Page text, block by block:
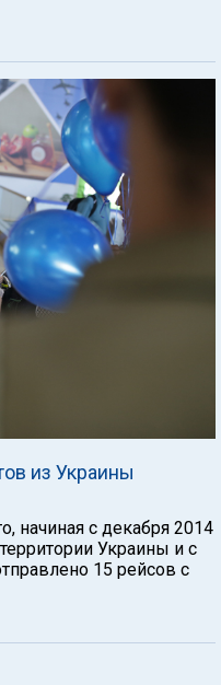
из Украины
начиная с декабря 2014
Украины и с
15 рейсов c